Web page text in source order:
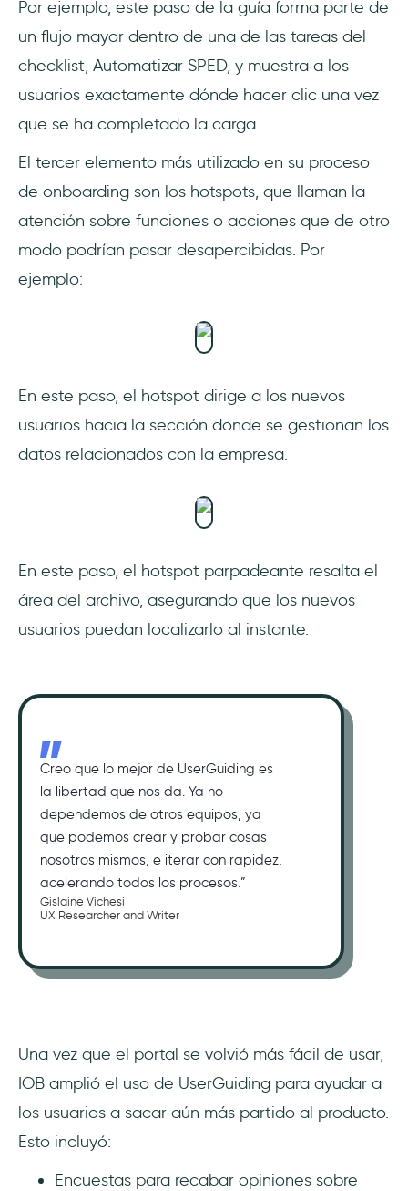
Por ejemplo, este paso de la guía forma parte de
un flujo mayor dentro de una de las tareas del
checklist, Automatizar SPED, y muestra a los
usuarios exactamente dónde hacer clic una vez
que se ha completado la carga.
El tercer elemento más utilizado en su proceso
de onboarding son los hotspots, que llaman la
atención sobre funciones o acciones que de otro
modo podrían pasar desapercibidas. Por
ejemplo:
En este paso, el hotspot dirige a los nuevos
usuarios hacia la sección donde se gestionan los
datos relacionados con la empresa.
En este paso, el hotspot parpadeante resalta el
área del archivo, asegurando que los nuevos
usuarios puedan localizarlo al instante.
Creo que lo mejor de UserGuiding es
la libertad que nos da. Ya no
dependemos de otros equipos, ya
que podemos crear y probar cosas
nosotros mismos, e iterar con rapidez,
acelerando todos los procesos.”
Gislaine Vichesi
UX Researcher and Writer
Una vez que el portal se volvió más fácil de usar,
IOB amplió el uso de UserGuiding para ayudar a
los usuarios a sacar aún más partido al producto.
Esto incluyó:
Encuestas para recabar opiniones sobre